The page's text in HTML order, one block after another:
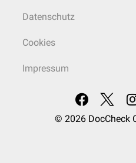
Datenschutz
Cookies
Impressum
© 2026 DocCheck